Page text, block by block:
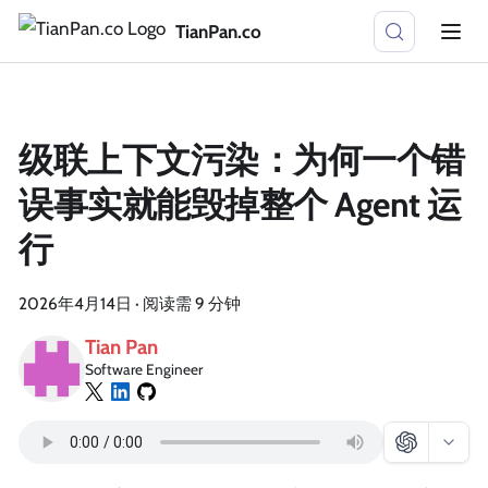
TianPan.co
级联上下文污染：为何一个错
误事实就能毁掉整个 Agent 运
行
2026年4月14日 · 阅读需 9 分钟
Tian Pan
Software Engineer